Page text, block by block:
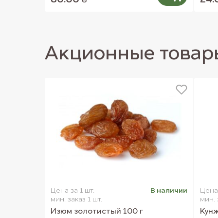
Акционные
Цена за 1 шт.
мин. заказ 1 шт.
В наличии
Изюм золотистый 100 г
Цена
мин.